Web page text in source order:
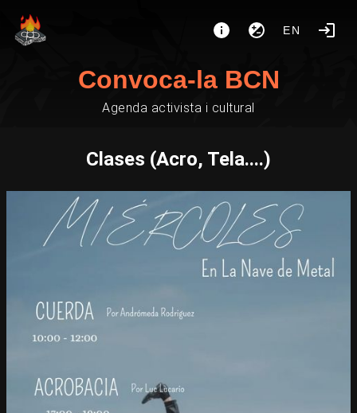
EN
Convoca-la BCN
Agenda activista i cultural
Clases (Acro, Tela....)